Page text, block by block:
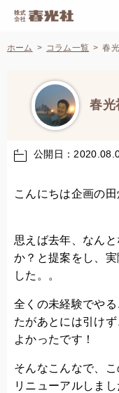
ホーム コラム一覧 春
春
公開日：
こんにちは企画の田
思えば去年、なん
か？と提案をし、
した。。
全くの未経験でや
たがあとには引け
よかったです！
そんなこんなで、
リニューアルしまし